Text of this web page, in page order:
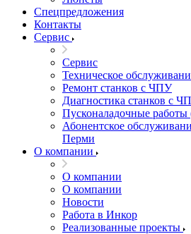
Спецпредложения
Контакты
Сервис
Сервис
Техническое
Ремонт станков с ЧПУ
Диагностика станков с
Пусконаладочные
Абонентское
Перми
О компании
О компании
О компании
Новости
Работа в Инкор
Реализованные проекты